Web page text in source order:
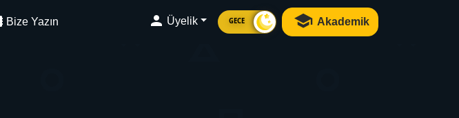
Bize Yazın Üyelik GECE Akademik